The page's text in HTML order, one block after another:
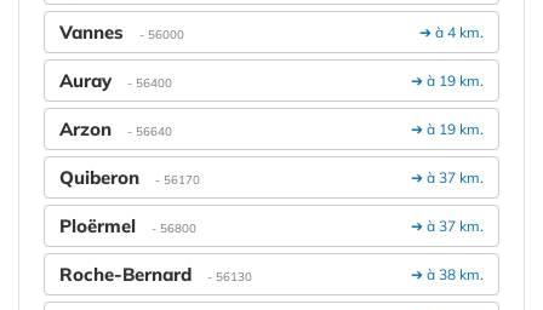
➔ à 4 km.
Vannes - 56000
➔ à 19 km.
Auray - 56400
➔ à 19 km.
Arzon - 56640
➔ à 37 km.
Quiberon - 56170
➔ à 37 km.
Ploërmel - 56800
➔ à 38 km.
Roche-Bernard - 56130